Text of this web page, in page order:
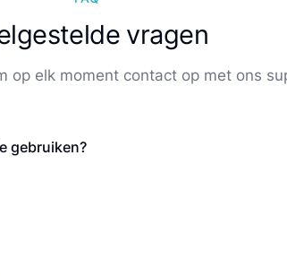
vragen
op elk moment contact op met ons
gebruiken?